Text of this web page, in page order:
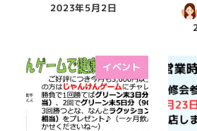
2023年5月2日
イベント